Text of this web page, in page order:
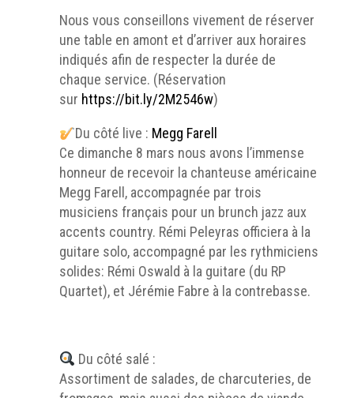
Nous vous conseillons vivement de réserver
une table en amont et d’arriver aux horaires
indiqués afin de respecter la durée de
chaque service. (Réservation
sur https://bit.ly/2M2546w)
Du côté live : Megg Farell
Ce dimanche 8 mars nous avons l’immense
honneur de recevoir la chanteuse américaine
Megg Farell, accompagnée par trois
musiciens français pour un brunch jazz aux
accents country. Rémi Peleyras officiera à la
guitare solo, accompagné par les rythmiciens
solides: Rémi Oswald à la guitare (du RP
Quartet), et Jérémie Fabre à la contrebasse.
Du côté salé :
Assortiment de salades, de charcuteries, de